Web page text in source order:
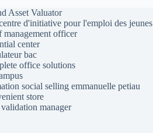
Asset Valuator
d'initiative pour l'emploi des jeunes
management officer
center
bac
office solutions
social selling emmanuelle petiau
store
validation manager